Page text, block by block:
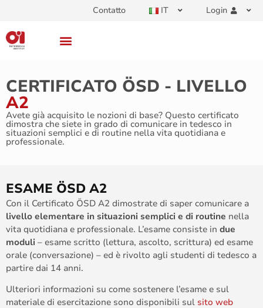
Contatto IT Login
CERTIFICATO ÖSD - LIVELLO
A2
Avete già acquisito le nozioni di base? Questo certificato
dimostra che siete in grado di comunicare in tedesco in
situazioni semplici e di routine nella vita quotidiana e
professionale.
ESAME ÖSD A2
Con il Certificato ÖSD A2 dimostrate di saper comunicare a
livello elementare in situazioni semplici e di routine nella
vita quotidiana e professionale. L’esame consiste in due
moduli – esame scritto (lettura, ascolto, scrittura) ed esame
orale (conversazione) – ed è rivolto agli studenti di tedesco a
partire dai 14 anni.
Ulteriori informazioni su come sostenere l’esame e sul
materiale di esercitazione sono disponibili sul sito web